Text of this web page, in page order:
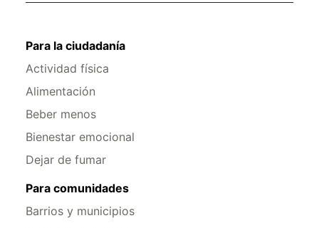
Para la ciudadanía
Actividad física
Alimentación
Beber menos
Bienestar emocional
Dejar de fumar
Para comunidades
Barrios y municipios